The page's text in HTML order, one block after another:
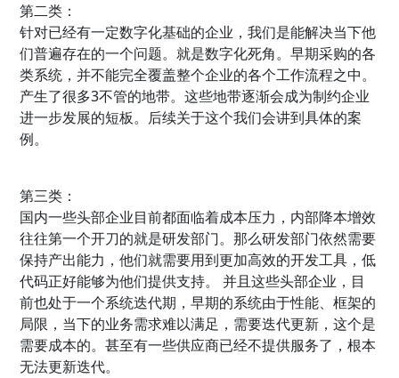
第二类：
针对已经有一定数字化基础的企业，我们是能解决当下他
们普遍存在的一个问题。就是数字化死角。早期采购的各
类系统，并不能完全覆盖整个企业的各个工作流程之中。
产生了很多3不管的地带。这些地带逐渐会成为制约企业
进一步发展的短板。后续关于这个我们会讲到具体的案
例。
第三类：
国内一些头部企业目前都面临着成本压力，内部降本增效
往往第一个开刀的就是研发部门。那么研发部门依然需要
保持产出能力，他们就需要用到更加高效的开发工具，低
代码正好能够为他们提供支持。 并且这些头部企业，目
前也处于一个系统迭代期，早期的系统由于性能、框架的
局限，当下的业务需求难以满足，需要迭代更新，这个是
需要成本的。甚至有一些供应商已经不提供服务了，根本
无法更新迭代。